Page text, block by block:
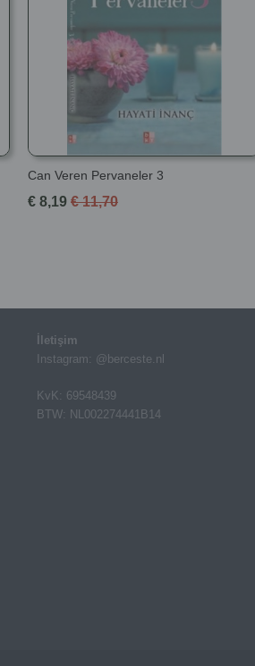
Can Veren Pervaneler 3
€ 8,19 € 11,70
İletişim
Instagram: @berceste.nl
KvK: 69548439
BTW: NL002274441B14